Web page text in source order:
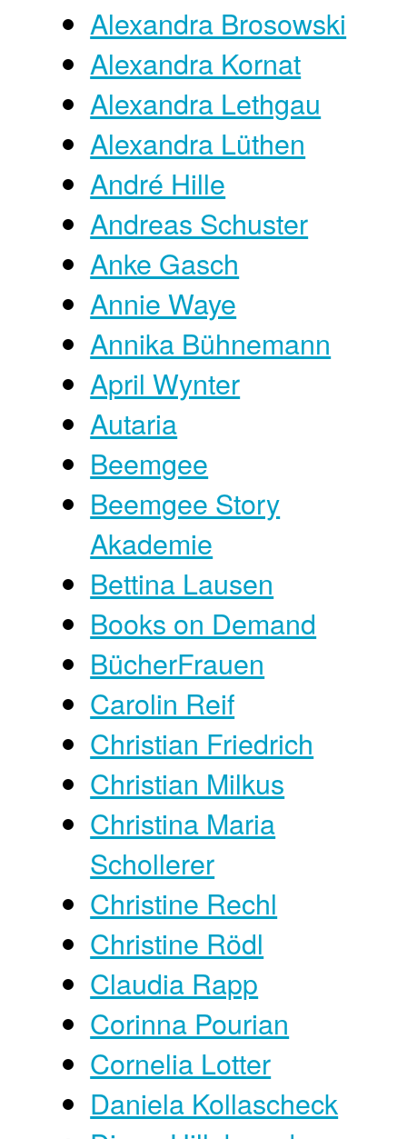
Alexandra Brosowski
Alexandra Kornat
Alexandra Lethgau
Alexandra Lüthen
André Hille
Andreas Schuster
Anke Gasch
Annie Waye
Annika Bühnemann
April Wynter
Autaria
Beemgee
Beemgee Story
Akademie
Bettina Lausen
Books on Demand
BücherFrauen
Carolin Reif
Christian Friedrich
Christian Milkus
Christina Maria
Schollerer
Christine Rechl
Christine Rödl
Claudia Rapp
Corinna Pourian
Cornelia Lotter
Daniela Kollascheck